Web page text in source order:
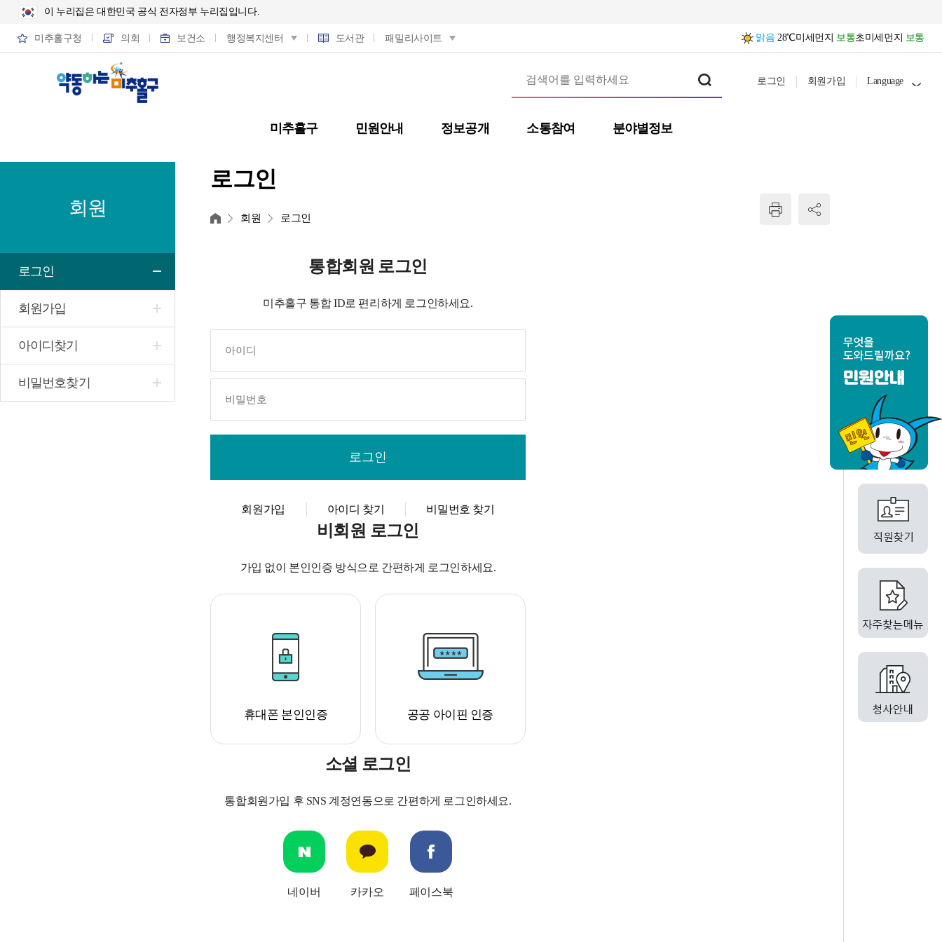
이 누리집은 대한민국 공식 전자정부 누리집입니다.
미추홀구청 의회 보건소 행정복지센터 도서관 패밀리사이트 맑음 28℃미세먼지 보통초미세먼지 보통
미추홀구 민원안내 정보공개 소통참여 분야별정보
로그인 회원가입 Language
회원
로그인
회원가입
아이디찾기
비밀번호찾기
로그인
홈 회원 로그인
통합회원 로그인
미추홀구 통합 ID로 편리하게 로그인하세요.
회원가입 아이디 찾기 비밀번호 찾기
비회원 로그인
가입 없이 본인인증 방식으로 간편하게 로그인하세요.
휴대폰 본인인증 공공 아이핀 인증
소셜 로그인
통합회원가입 후 SNS 계정연동으로 간편하게 로그인하세요.
네이버 카카오 페이스북